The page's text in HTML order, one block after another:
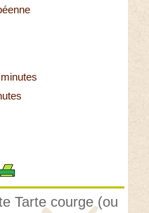
Tarte courge (ou